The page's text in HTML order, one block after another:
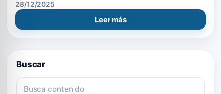
28/12/2025
Leer más
Buscar
Buscar en el blog